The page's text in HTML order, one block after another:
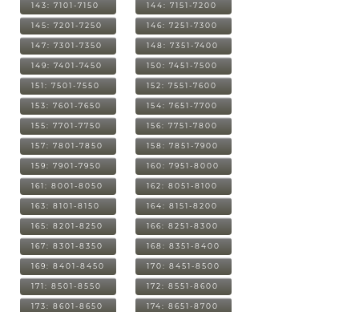
143: 7101-7150 144: 7151-7200
145: 7201-7250 146: 7251-7300
147: 7301-7350 148: 7351-7400
149: 7401-7450 150: 7451-7500
151: 7501-7550 152: 7551-7600
153: 7601-7650 154: 7651-7700
155: 7701-7750 156: 7751-7800
157: 7801-7850 158: 7851-7900
159: 7901-7950 160: 7951-8000
161: 8001-8050 162: 8051-8100
163: 8101-8150 164: 8151-8200
165: 8201-8250 166: 8251-8300
167: 8301-8350 168: 8351-8400
169: 8401-8450 170: 8451-8500
171: 8501-8550 172: 8551-8600
173: 8601-8650 174: 8651-8700